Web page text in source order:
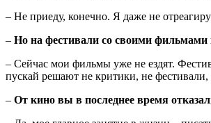
– Не приеду, конечно. Я даже не
– Но на фестивали со своими
– Сейчас мои фильмы уже не ездят.
пускай решают не критики, не
– От кино вы в последнее время